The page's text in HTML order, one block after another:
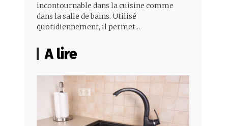
incontournable dans la cuisine comme
dans la salle de bains. Utilisé
quotidiennement, il permet...
A lire